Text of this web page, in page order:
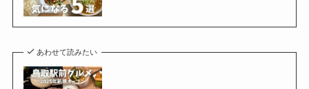
あわせて読みたい